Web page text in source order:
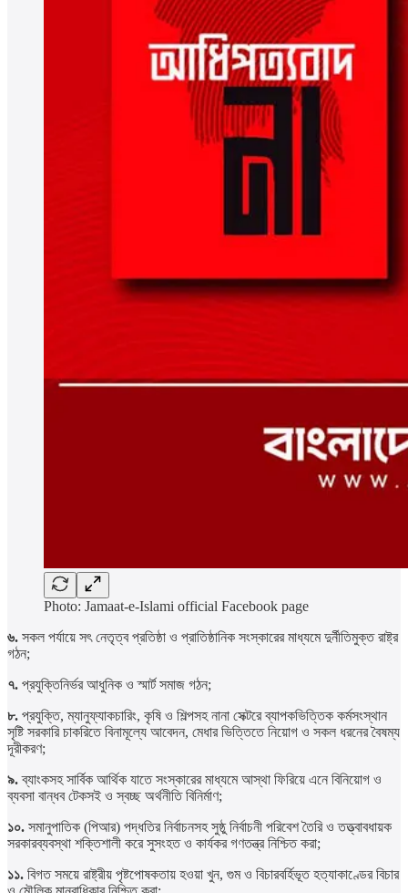
Photo: Jamaat-e-Islami official Facebook page
৬. সকল পর্যায়ে সৎ নেতৃত্ব প্রতিষ্ঠা ও প্রাতিষ্ঠানিক সংস্কারের মাধ্যমে দুর্নীতিমুক্ত রাষ্ট্র
গঠন;
৭. প্রযুক্তিনির্ভর আধুনিক ও স্মার্ট সমাজ গঠন;
৮. প্রযুক্তি, ম্যানুফ্যাকচারিং, কৃষি ও শিল্পসহ নানা সেক্টরে ব্যাপকভিত্তিক কর্মসংস্থান
সৃষ্টি সরকারি চাকরিতে বিনামূল্যে আবেদন, মেধার ভিত্তিতে নিয়োগ ও সকল ধরনের বৈষম্য
দূরীকরণ;
৯.ব্যাংকসহ সার্বিক আর্থিক যাতে সংস্কারের মাধ্যমে আস্থা ফিরিয়ে এনে বিনিয়োগ ও
ব্যবসা বান্ধব টেকসই ও স্বচ্ছ অর্থনীতি বিনির্মাণ;
১০. সমানুপাতিক (পিআর) পদ্ধতির নির্বাচনসহ সুষ্ঠু নির্বাচনী পরিবেশ তৈরি ও তত্ত্বাবধায়ক
সরকারব্যবস্থা শক্তিশালী করে সুসংহত ও কার্যকর গণতন্ত্র নিশ্চিত করা;
১১. বিগত সময়ে রাষ্ট্রীয় পৃষ্টপোষকতায় হওয়া খুন, গুম ও বিচারবর্হিভূত হত্যাকাণ্ডের বিচার